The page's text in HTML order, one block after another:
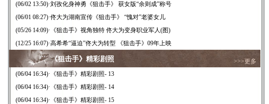
(06/02 13:50)·刘孜化身神勇《狙击手》 获女版“余则成”称号
(06/01 08:27)·佟大为湖南宣传《狙击手》 “愧对”老婆女儿
(05/26 14:09)· 《狙击手》视角独特 佟大为变身职业军人(图)
(12/25 16:07)·高希希“逼迫”佟大为转型 《狙击手》09年上映
《狙击手》精彩剧照
>>>更多
(06/04 16:34)· 《狙击手》精彩剧照- 13
(06/04 16:34)· 《狙击手》精彩剧照- 14
(06/04 16:34)· 《狙击手》精彩剧照- 15